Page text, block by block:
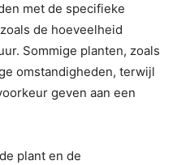
met de specifieke
de hoeveelheid
Sommige planten, zoals
omstandigheden, terwijl
geven aan een
plant en de